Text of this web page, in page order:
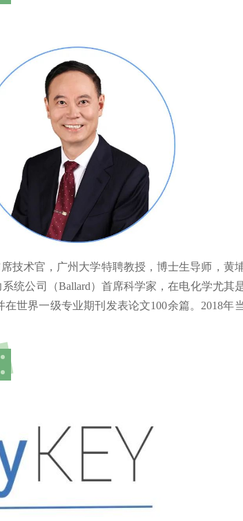
术官，广州大学特聘教授，博士生导师，黄
统公司（Ballard）首席科学家，在电化学尤其
世界一级专业期刊发表论文100余篇。2018年